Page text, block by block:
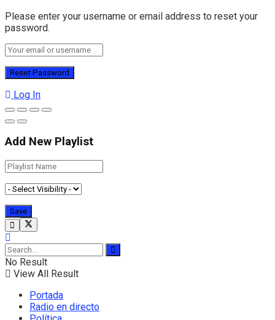
Please enter your username or email address to reset your
password.
Log In
Add New Playlist
No Result
View All Result
Portada
Radio en directo